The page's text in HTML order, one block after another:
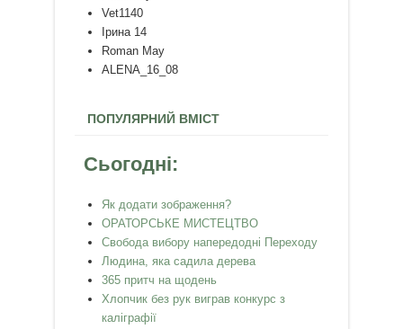
Vet1140
Ірина 14
Roman May
ALENA_16_08
ПОПУЛЯРНИЙ ВМІСТ
Сьогодні:
Як додати зображення?
ОРАТОРСЬКЕ МИСТЕЦТВО
Свобода вибору напередодні Переходу
Людина, яка садила дерева
365 притч на щодень
Хлопчик без рук виграв конкурс з
каліграфії